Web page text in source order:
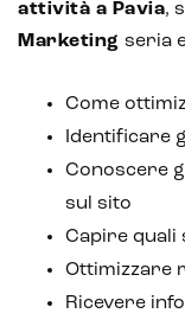
attività a Pavia,
Marketing seria
Come
Identificare
Conoscere
sul sito
Capire quali
Ottimizzare
Ricevere